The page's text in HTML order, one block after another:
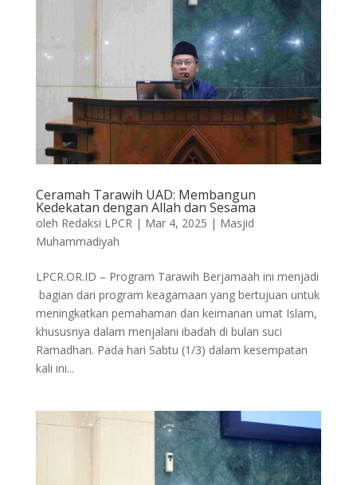
Ceramah Tarawih UAD: Membangun
Kedekatan dengan Allah dan Sesama
oleh Redaksi LPCR| Mar 4, 2025 | Masjid
Muhammadiyah
LPCR.OR.ID – Program Tarawih Berjamaah ini menjadi
bagian dari program keagamaan yang bertujuan untuk
meningkatkan pemahaman dan keimanan umat Islam,
khususnya dalam menjalani ibadah di bulan suci
Ramadhan. Pada hari Sabtu (1/3) dalam kesempatan
kali ini...